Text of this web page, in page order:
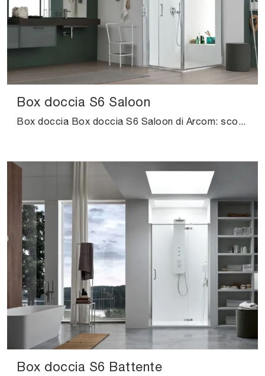
Box doccia S6 Saloon
Box doccia Box doccia S6 Saloon di Arcom: scopri l'Arredo Bagno in vetro moderno e arreda il bagno di casa.
Box doccia S6 Battente